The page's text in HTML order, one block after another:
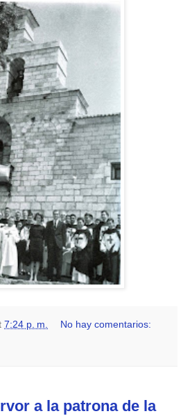
7:24 p. m. No hay comentarios:
a la patrona de la